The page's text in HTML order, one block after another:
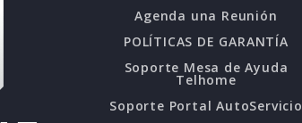
Agenda una Reunión
POLÍTICAS DE GARANTÍA
Soporte Mesa de Ayuda
Telhome
Soporte Portal AutoServicio